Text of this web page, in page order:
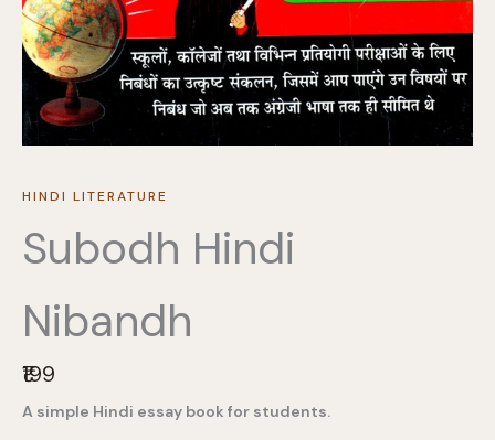
HINDI LITERATURE
Subodh Hindi
Nibandh
N
o
₹199
A simple Hindi essay book for students.